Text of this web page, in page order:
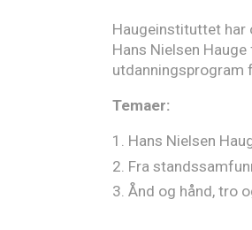
Haugeinstituttet har
Hans Nielsen
utdanningsprogram
Temaer:
Hans Nielsen
Fra
Ånd og hånd, tro